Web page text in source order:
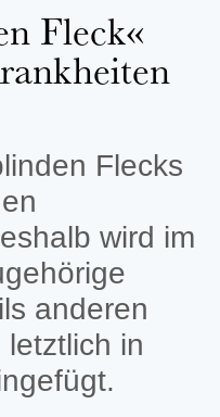
Fleck«
Flecks
wird im
anderen
in